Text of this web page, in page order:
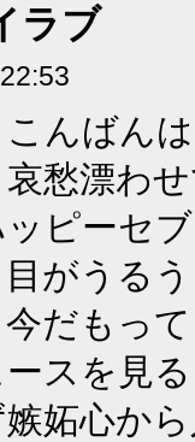
ラブ
22:53
んばん
愁漂わ
ピーセ
がうる
だもっ
スを見
妬心か